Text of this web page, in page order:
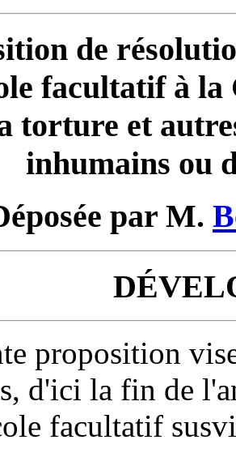
de
facultatif à la
torture et
inhumains ou
par M.
proposition
d'ici la fin de
facultatif